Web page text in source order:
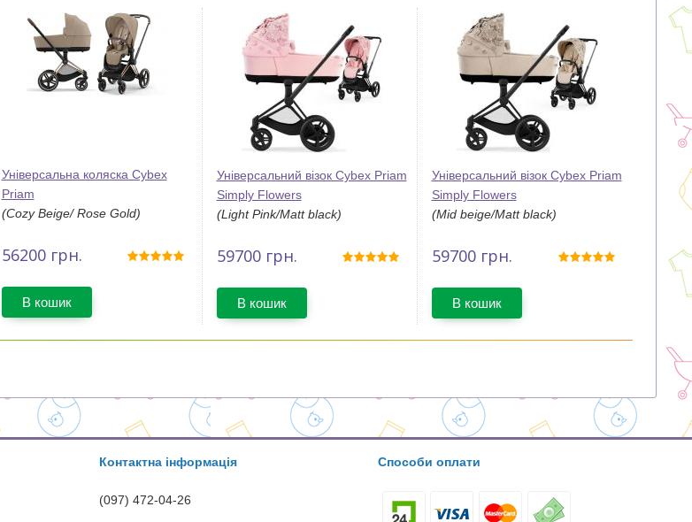
Універсальна коляска Cybex
Priam
(Cozy Beige/ Rose Gold)
56200грн.
В кошик
Універсальний візок Cybex Priam
Simply Flowers
(Light Pink/Matt black)
59700грн.
В кошик
Універсальний візок Cybex Priam
Simply Flowers
(Mid beige/Matt black)
59700грн.
В кошик
Контактна інформація
(097) 472-04-26
Способи оплати